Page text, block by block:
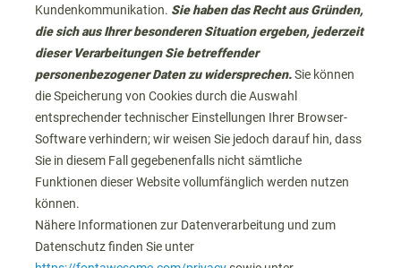
Kundenkommunikation. Sie haben das Recht aus Gründen,
die sich aus Ihrer besonderen Situation ergeben, jederzeit
dieser Verarbeitungen Sie betreffender
personenbezogener Daten zu widersprechen.Sie können
die Speicherung von Cookies durch die Auswahl
entsprechender technischer Einstellungen Ihrer Browser-
Software verhindern; wir weisen Sie jedoch darauf hin, dass
Sie in diesem Fall gegebenenfalls nicht sämtliche
Funktionen dieser Website vollumfänglich werden nutzen
können.
Nähere Informationen zur Datenverarbeitung und zum
Datenschutz finden Sie unter